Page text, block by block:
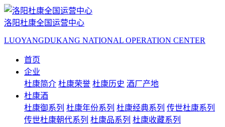
洛阳杜康全国运营中心
LUOYANGDUKANG NATIONAL OPERATION CENTER
首页
企业
杜康简介 杜康荣誉 杜康历史 酒厂产地
杜康酒
杜康御系列 杜康年份系列 杜康经典系列 传世杜康系列
传世杜康朝代系列 杜康品系列 杜康收藏系列